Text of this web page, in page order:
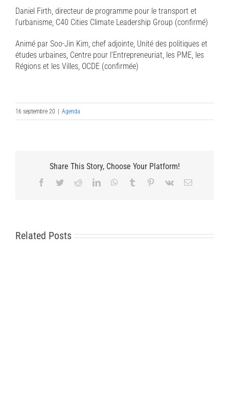
Daniel Firth, directeur de programme pour le transport et
l’urbanisme, C40 Cities Climate Leadership Group (confirmé)
Animé par Soo-Jin Kim, chef adjointe, Unité des politiques et
études urbaines, Centre pour l’Entrepreneuriat, les PME, les
Régions et les Villes, OCDE (confirmée)
16 septembre 20 | Agenda
Share This Story, Choose Your Platform!
Facebook
TwitterRedditLinkedInWhatsApp
Tumblr Pinterest
Vk Email
Related Posts